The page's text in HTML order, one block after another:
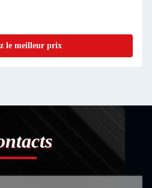
le meilleur prix